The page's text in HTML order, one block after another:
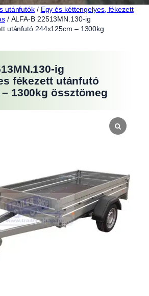
utánfutók/ Egy és kéttengelyes, fékezett
/ ALFA-B 22513MN.130-ig
utánfutó 244x125cm – 1300kg
ig
fékezett utánfutó
1300kg össztömeg